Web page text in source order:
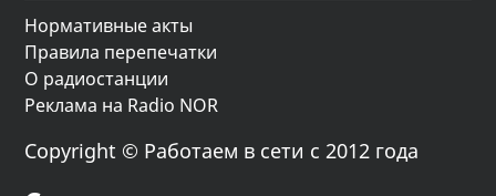
Нормативные акты
Правила перепечатки
О радиостанции
Реклама на Radio NOR
Copyright © Работаем в сети с 2012 года